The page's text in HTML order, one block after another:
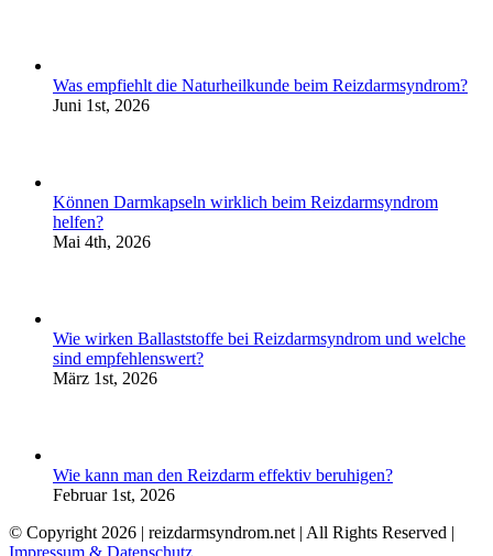
Was empfiehlt die Naturheilkunde beim Reizdarmsyndrom?
Juni 1st, 2026
Können Darmkapseln wirklich beim Reizdarmsyndrom
helfen?
Mai 4th, 2026
Wie wirken Ballaststoffe bei Reizdarmsyndrom und welche
sind empfehlenswert?
März 1st, 2026
Wie kann man den Reizdarm effektiv beruhigen?
Februar 1st, 2026
© Copyright 2026 | reizdarmsyndrom.net | All Rights Reserved |